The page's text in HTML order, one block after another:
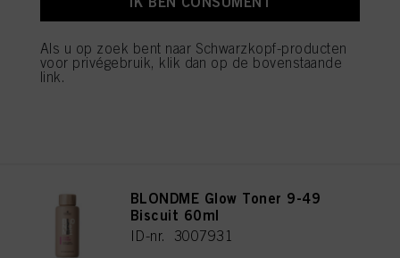
BLONDME Glow Toner 8-46
Hazelnut 60ml
ID-nr. 3007932
BLONDME Glow Toner 9-49
Biscuit 60ml
ID-nr. 3007931
Als u op zoek bent naar Schwarzkopf-producten
voor privégebruik, klik dan op de bovenstaande
link.